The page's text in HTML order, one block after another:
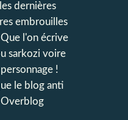
dernières
embrouilles
l'on écrive
sarkozi voire
!
le blog anti